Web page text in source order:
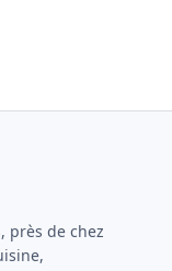
près de chez